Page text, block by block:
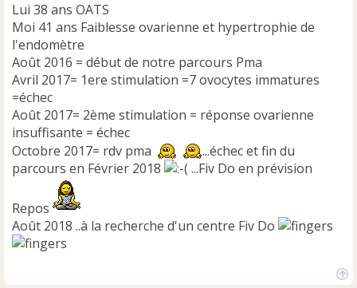
Lui 38 ans OATS
Moi 41 ans Faiblesse ovarienne et hypertrophie de
l'endomètre
Août 2016 = début de notre parcours Pma
Avril 2017= 1ere stimulation =7 ovocytes immatures
=échec
Août 2017= 2ème stimulation = réponse ovarienne
insuffisante = échec
Octobre 2017= rdv pma
...échec et fin du
parcours en Février 2018
...Fiv Do en prévision
Repos
Août 2018 ..à la recherche d'un centre Fiv Do